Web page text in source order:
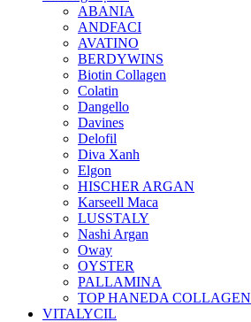
ABANIA
ANDFACI
AVATINO
BERDYWINS
Biotin Collagen
Colatin
Dangello
Davines
Delofil
Diva Xanh
Elgon
HISCHER ARGAN
Karseell Maca
LUSSTALY
Nashi Argan
Oway
OYSTER
PALLAMINA
TOP HANEDA COLLAGEN
VITALYCIL